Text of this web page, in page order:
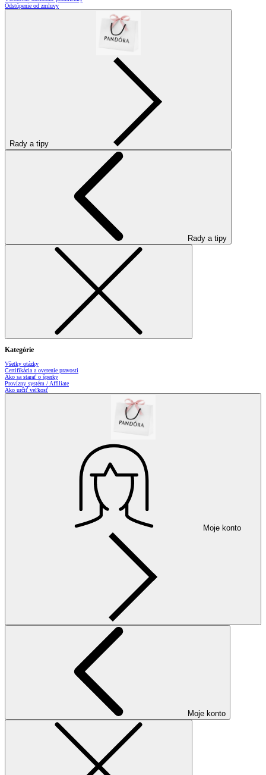
Odstúpenie od zmluvy
Rady a tipy
Rady a tipy
Kategórie
Všetky otázky
Certifikácia a overenie pravosti
Ako sa starať o šperky
Provízny systém / Affiliate
Ako určiť veľkosť
Moje konto
Moje konto